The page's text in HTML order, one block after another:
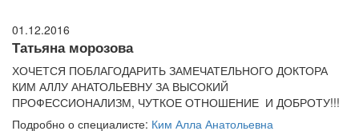
01.12.2016
Татьяна морозова
ХОЧЕТСЯ ПОБЛАГОДАРИТЬ ЗАМЕЧАТЕЛЬНОГО ДОКТОРА
КИМ АЛЛУ АНАТОЛЬЕВНУ ЗА ВЫСОКИЙ
ПРОФЕССИОНАЛИЗМ, ЧУТКОЕ ОТНОШЕНИЕ И ДОБРОТУ!!!
Подробно о специалисте: Ким Алла Анатольевна